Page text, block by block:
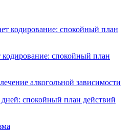
спокойный план
спокойный план действий